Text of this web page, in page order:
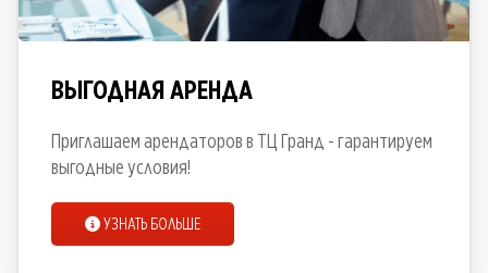
ВЫГОДНАЯ АРЕНДА
Приглашаем арендаторов в ТЦ Гранд - гарантируем
выгодные условия!
УЗНАТЬ БОЛЬШЕ